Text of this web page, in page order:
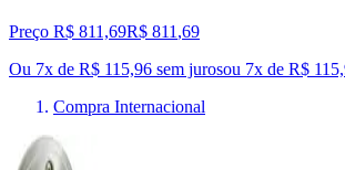
Preço R$ 811,69R$ 811 ,69
Ou 7x de R$ 115,96 sem jurosou 7x de R$
Compra Internacional